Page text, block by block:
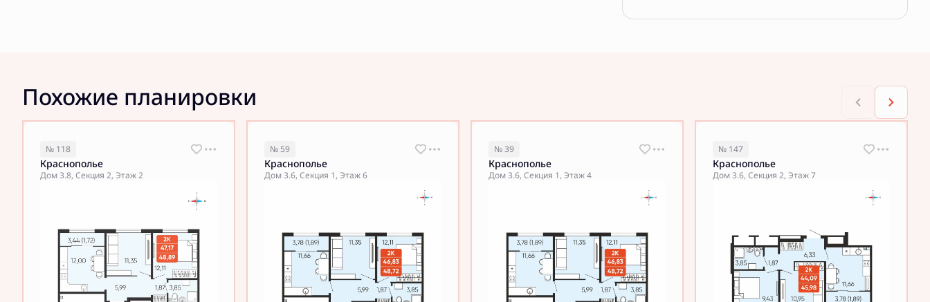
Похожие планировки
№ 118
Краснополье
Дом 3.8, Секция 2, Этаж 2
№ 59
Краснополье
Дом 3.6, Секция 1, Этаж 6
№ 39
Краснополье
Дом 3.6, Секция 1, Этаж 4
№ 147
Краснополье
Дом 3.6, Секция 2, Этаж 7